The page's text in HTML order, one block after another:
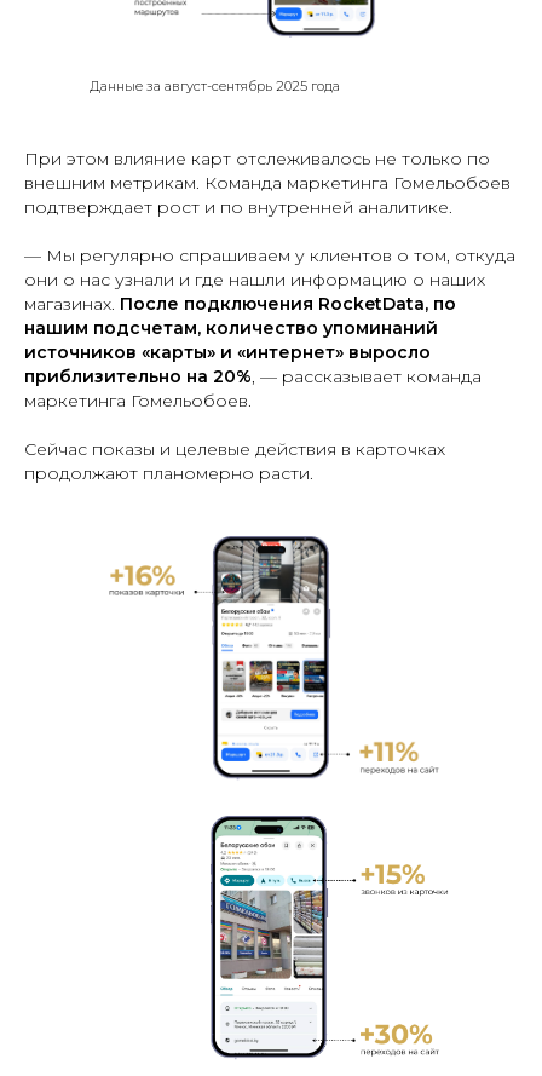
Данные за август-сентябрь 2025 года
При этом влияние карт отслеживалось не только по
внешним метрикам. Команда маркетинга Гомельобоев
подтверждает рост и по внутренней аналитике.
— Мы регулярно спрашиваем у клиентов о том, откуда
они о нас узнали и где нашли информацию о наших
магазинах. После подключения RocketData, по
нашим подсчетам, количество упоминаний
источников «карты» и «интернет» выросло
приблизительно на 20%, — рассказывает команда
маркетинга Гомельобоев.
Сейчас показы и целевые действия в карточках
продолжают планомерно расти.